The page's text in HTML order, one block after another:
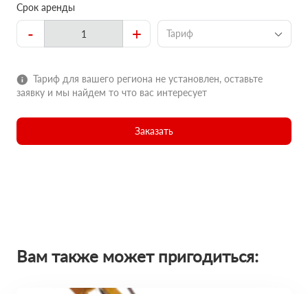
Срок аренды
- + Тариф
Тариф для вашего региона не установлен, оставьте
заявку и мы найдем то что вас интересует
Заказать
Вам также может пригодиться: